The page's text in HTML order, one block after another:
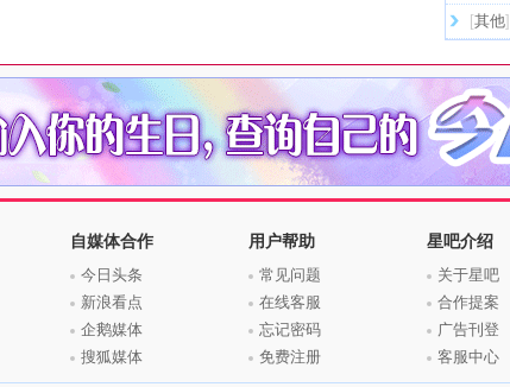
[其他]
自媒体合作
今日头条
新浪看点
企鹅媒体
搜狐媒体
用户帮助
常见问题
在线客服
忘记密码
免费注册
星吧介绍
关于星吧
合作提案
广告刊登
客服中心